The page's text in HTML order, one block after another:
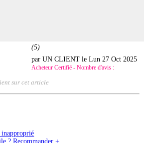
(5)
par UN CLIENT leLun 27 Oct 2025
Acheteur Certifié - Nombre d'avis :
sur cet article
inapproprié
? Recommander +